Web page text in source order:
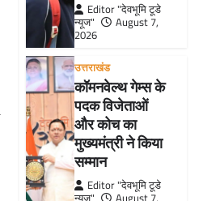
Editor "देवभूमि टूडे
न्यूज"
August 7,
2026
उत्तराखंड
कॉमनवेल्थ गेम्स के
पदक विजेताओं
और कोच का
मुख्यमंत्री ने किया
सम्मान
Editor "देवभूमि टूडे
न्यूज"
August 7,